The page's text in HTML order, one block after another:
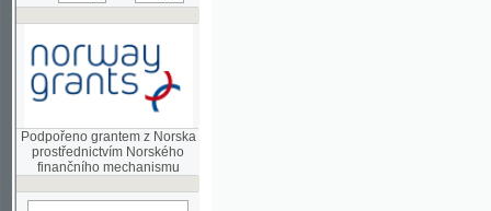
Podpořeno grantem z Norska
prostřednictvím Norského
hledat na aktuální
stránce